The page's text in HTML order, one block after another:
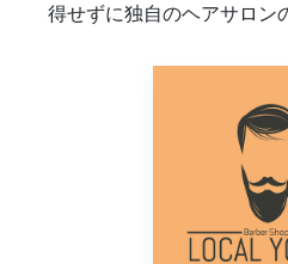
得せずに独自のヘアサロン